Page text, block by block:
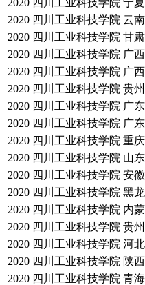
2020 四川工业科技学院 云南
2020 四川工业科技学院 甘肃
2020 四川工业科技学院 广西
2020 四川工业科技学院 广西
2020 四川工业科技学院 贵州
2020 四川工业科技学院 广东
2020 四川工业科技学院 广东
2020 四川工业科技学院 重庆
2020 四川工业科技学院 山东
2020 四川工业科技学院 安徽
2020 四川工业科技学院 黑
2020 四川工业科技学院 内
2020 四川工业科技学院 贵州
2020 四川工业科技学院 河北
2020 四川工业科技学院 陕西
2020 四川工业科技学院 青海